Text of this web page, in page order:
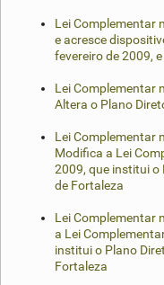
Lei Complementar
e acresce
fevereiro de 2009,
Lei Complementar
Altera o Plano
Lei Complementar
Modifica a Lei
2009, que institui
de Fortaleza
Lei Complementar
a Lei
institui o Plano
Fortaleza